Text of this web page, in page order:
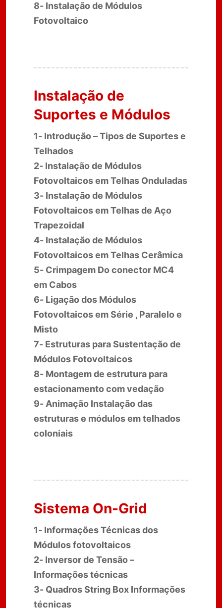
8- Instalação de Módulos
Fotovoltaico
Instalação de
Suportes e Módulos
1- Introdução – Tipos de Suportes e
Telhados
2- Instalação de Módulos
Fotovoltaicos em Telhas Onduladas
3- Instalação de Módulos
Fotovoltaicos em Telhas de Aço
Trapezoidal
4- Instalação de Módulos
Fotovoltaicos em Telhas Cerâmica
5- Crimpagem Do conector MC4
em Cabos
6- Ligação dos Módulos
Fotovoltaicos em Série , Paralelo e
Misto
7- Estruturas para Sustentação de
Módulos Fotovoltaicos
8- Montagem de estrutura para
estacionamento com vedação
9- Animação Instalação das
estruturas e módulos em telhados
coloniais
Sistema On-Grid
1- Informações Técnicas dos
Módulos fotovoltaicos
2- Inversor de Tensão –
Informações técnicas
3- Quadros String Box Informações
técnicas